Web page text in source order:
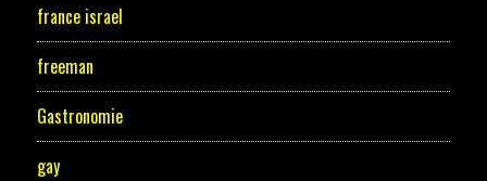
france israel
freeman
Gastronomie
gay